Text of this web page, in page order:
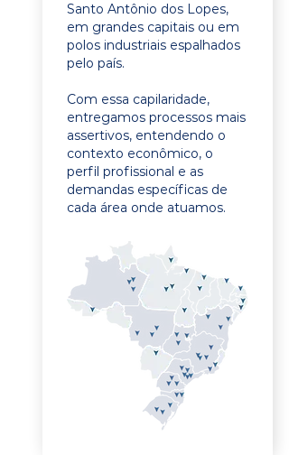
Santo Antônio dos Lopes,
em grandes capitais ou em
polos industriais espalhados
pelo país.
Com essa capilaridade,
entregamos processos mais
assertivos, entendendo o
contexto econômico, o
perfil profissional e as
demandas específicas de
cada área onde atuamos.